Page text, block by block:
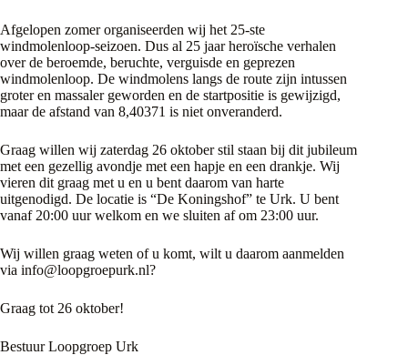
Afgelopen zomer organiseerden wij het 25-ste
windmolenloop-seizoen. Dus al 25 jaar heroïsche verhalen
over de beroemde, beruchte, verguisde en geprezen
windmolenloop. De windmolens langs de route zijn intussen
groter en massaler geworden en de startpositie is gewijzigd,
maar de afstand van 8,40371 is niet onveranderd.
Graag willen wij zaterdag 26 oktober stil staan bij dit jubileum
met een gezellig avondje met een hapje en een drankje. Wij
vieren dit graag met u en u bent daarom van harte
uitgenodigd. De locatie is “De Koningshof” te Urk. U bent
vanaf 20:00 uur welkom en we sluiten af om 23:00 uur.
Wij willen graag weten of u komt, wilt u daarom aanmelden
via info@loopgroepurk.nl?
Graag tot 26 oktober!
Bestuur Loopgroep Urk